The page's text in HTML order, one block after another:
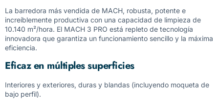
La barredora más vendida de MACH, robusta, potente e
increíblemente productiva con una capacidad de limpieza de
10.140 m²/hora. El MACH 3 PRO está repleto de tecnología
innovadora que garantiza un funcionamiento sencillo y la máxima
eficiencia.
Eficaz en múltiples superficies
Interiores y exteriores, duras y blandas (incluyendo moqueta de
bajo perfil).